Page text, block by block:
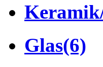
Glas(6)